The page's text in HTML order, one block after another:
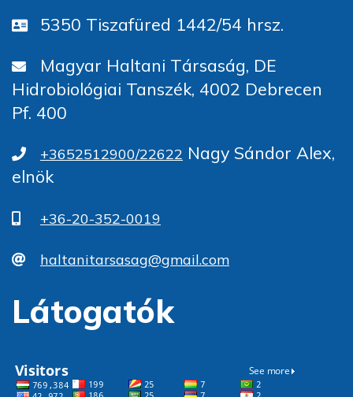
5350 Tiszafüred 1442/54 hrsz.
Magyar Haltani Társaság, DE
Hidrobiológiai Tanszék, 4002 Debrecen
Pf. 400
+3652512900/22622 Nagy Sándor Alex,
elnök
+36-20-352-0019
haltanitarsasag@gmail.com
Látogatók